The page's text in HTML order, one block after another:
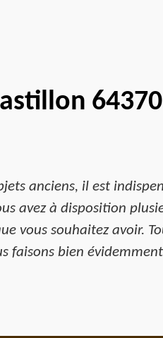
64370
anciens, il est
avez à disposition
vous souhaitez avoir.
faisons bien